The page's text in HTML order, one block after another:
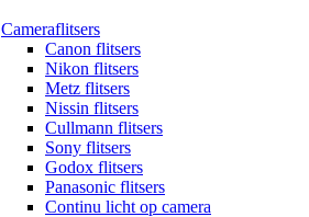
Cameraflitsers
Canon flitsers
Nikon flitsers
Metz flitsers
Nissin flitsers
Cullmann flitsers
Sony flitsers
Godox flitsers
Panasonic flitsers
Continu licht op camera